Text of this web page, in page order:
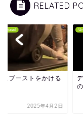
RELATED
にブーストをかける
2025年4月2日